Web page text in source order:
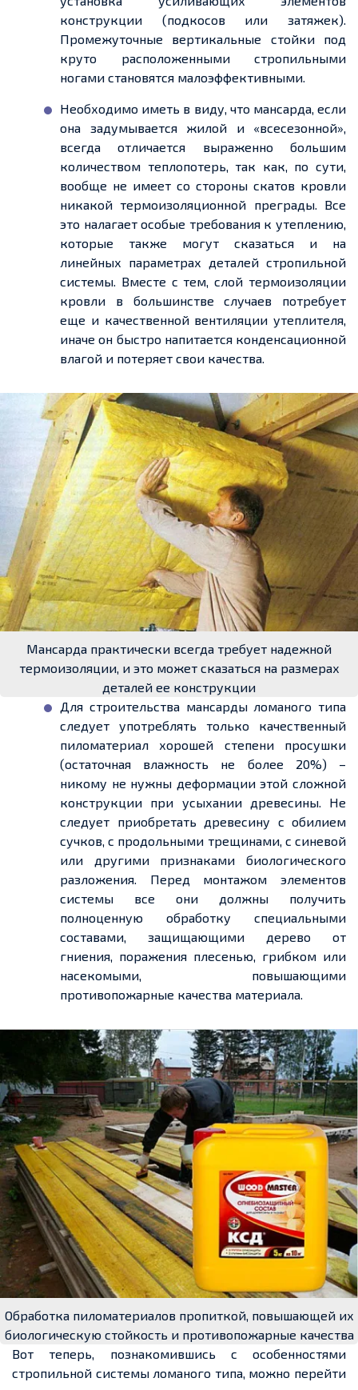
конструкции (подкосов или затяжек).
Промежуточные вертикальные стойки под
круто расположенными стропильными
ногами становятся малоэффективными.
Необходимо иметь в виду, что мансарда, если
она задумывается жилой и «всесезонной»,
всегда отличается выраженно большим
количеством теплопотерь, так как, по сути,
вообще не имеет со стороны скатов кровли
никакой термоизоляционной преграды. Все
это налагает особые требования к утеплению,
которые также могут сказаться и на
линейных параметрах деталей стропильной
системы. Вместе с тем, слой термоизоляции
кровли в большинстве случаев потребует
еще и качественной вентиляции утеплителя,
иначе он быстро напитается конденсационной
влагой и потеряет свои качества.
Мансарда практически всегда требует надежной
термоизоляции, и это может сказаться на размерах
деталей ее конструкции
Для строительства мансарды ломаного типа
следует употреблять только качественный
пиломатериал хорошей степени просушки
(остаточная влажность не более 20%) –
никому не нужны деформации этой сложной
конструкции при усыхании древесины. Не
следует приобретать древесину с обилием
сучков, с продольными трещинами, с синевой
или другими признаками биологического
разложения. Перед монтажом элементов
системы все они должны получить
полноценную обработку специальными
составами, защищающими дерево от
гниения, поражения плесенью, грибком или
насекомыми, повышающими
противопожарные качества материала.
Обработка пиломатериалов пропиткой, повышающей их
биологическую стойкость и противопожарные качества
Вот теперь, познакомившись с особенностями
стропильной системы ломаного типа, можно перейти